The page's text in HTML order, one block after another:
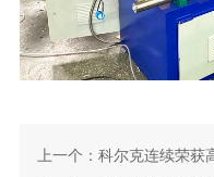
上一个：科尔克连续荣获